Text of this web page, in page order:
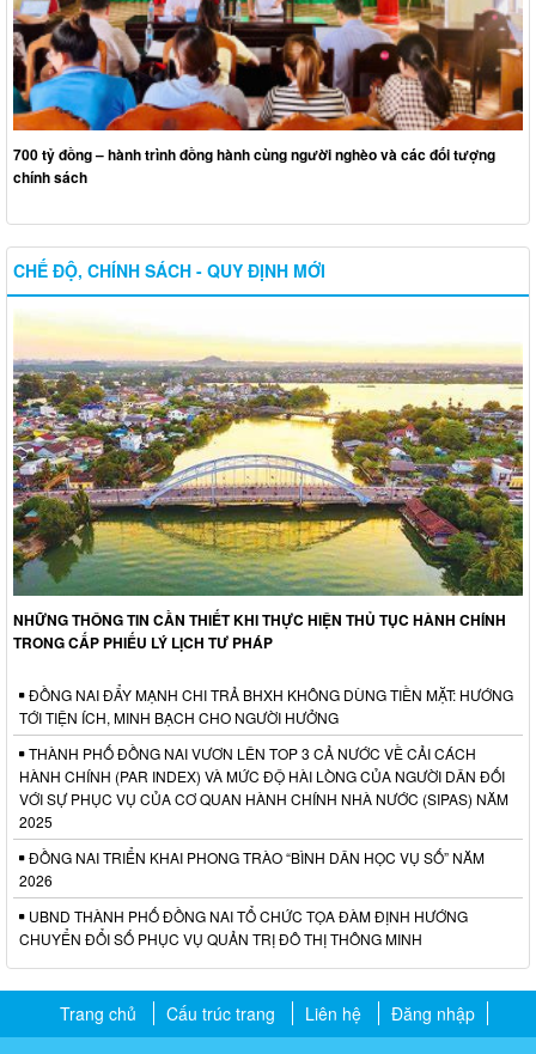
700 tỷ đồng – hành trình đồng hành cùng người nghèo và các đối tượng
chính sách
CHẾ ĐỘ, CHÍNH SÁCH - QUY ĐỊNH MỚI
NHỮNG THÔNG TIN CẦN THIẾT KHI THỰC HIỆN THỦ TỤC HÀNH CHÍNH
TRONG CẤP PHIẾU LÝ LỊCH TƯ PHÁP
ĐỒNG NAI ĐẨY MẠNH CHI TRẢ BHXH KHÔNG DÙNG TIỀN MẶT: HƯỚNG
TỚI TIỆN ÍCH, MINH BẠCH CHO NGƯỜI HƯỞNG
THÀNH PHỐ ĐỒNG NAI VƯƠN LÊN TOP 3 CẢ NƯỚC VỀ CẢI CÁCH
HÀNH CHÍNH (PAR INDEX) VÀ MỨC ĐỘ HÀI LÒNG CỦA NGƯỜI DÂN ĐỐI
VỚI SỰ PHỤC VỤ CỦA CƠ QUAN HÀNH CHÍNH NHÀ NƯỚC (SIPAS) NĂM
2025
ĐỒNG NAI TRIỂN KHAI PHONG TRÀO “BÌNH DÂN HỌC VỤ SỐ” NĂM
2026
UBND THÀNH PHỐ ĐỒNG NAI TỔ CHỨC TỌA ĐÀM ĐỊNH HƯỚNG
CHUYỂN ĐỔI SỐ PHỤC VỤ QUẢN TRỊ ĐÔ THỊ THÔNG MINH
Trang chủ Cấu trúc trang Liên hệ Đăng nhập